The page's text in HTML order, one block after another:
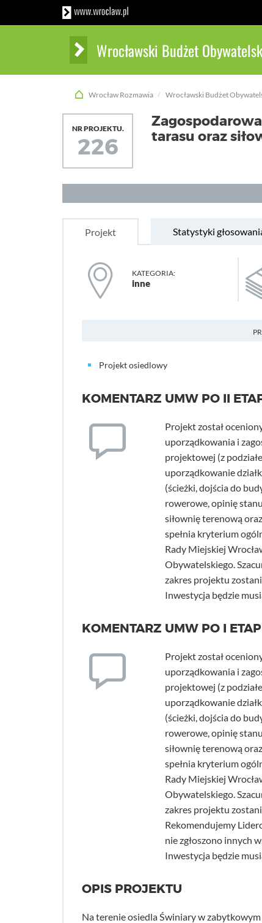
Wrocławski Budżet
Wrocław Rozmawia Wrocławski Budżet
NR PROJEKTU.
226
tarasu oraz
Projekt Statystyki
KATEGORIA:
inne
Projekt osiedlowy
KOMENTARZ UMW PO II
Projekt został
uporządkowania i
projektowej (z
uporządkowanie
(ścieżki, dojścia do
rowerowe, opinię
siłownię terenową
spełnia kryterium
Rady Miejskiej
Obywatelskiego.
zakres projektu
Inwestycja będzie
KOMENTARZ UMW PO I
Projekt został
uporządkowania i
projektowej (z
uporządkowanie
(ścieżki, dojścia do
rowerowe, opinię
siłownię terenową
spełnia kryterium
Rady Miejskiej
Obywatelskiego.
zakres projektu
Rekomendujemy
nie zgłoszono innych
Inwestycja będzie
OPIS PROJEKTU
Na terenie osiedla Świniary w